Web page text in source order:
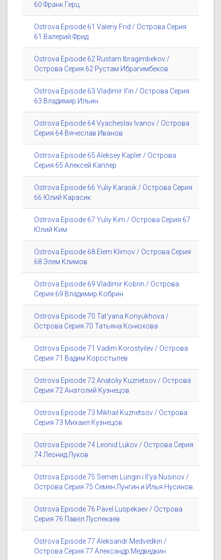
60 Франк Герц
Ostrova Episode 61 Valeriy Frid / Острова Серия
61 Валерий Фрид
Ostrova Episode 62 Rustam Ibragimbekov /
Острова Серия 62 Рустам Ибрагимбеков
Ostrova Episode 63 Vladimir Il'in / Острова Серия
63 Владимир Ильин
Ostrova Episode 64 Vyacheslav Ivanov / Острова
Серия 64 Вячеслав Иванов
Ostrova Episode 65 Aleksey Kapler / Острова
Серия 65 Алексей Каплер
Ostrova Episode 66 Yuliy Karasik / Острова Серия
66 Юлий Карасик
Ostrova Episode 67 Yuliy Kim / Острова Серия 67
Юлий Ким
Ostrova Episode 68 Elem Klimov / Острова Серия
68 Элем Климов
Ostrova Episode 69 Vladimir Kobrin / Острова
Серия 69 Владимир Кобрин
Ostrova Episode 70 Tat'yana Konyukhova /
Острова Серия 70 Татьяна Конюхова
Ostrova Episode 71 Vadim Korostyilev / Острова
Серия 71 Вадим Коростылев
Ostrova Episode 72 Anatoliy Kuznetsov / Острова
Серия 72 Анатолий Кузнецов
Ostrova Episode 73 Mikhail Kuznetsov / Острова
Серия 73 Михаил Кузнецов
Ostrova Episode 74 Leonid Lukov / Острова Серия
74 Леонид Луков
Ostrova Episode 75 Semen Lungin i Il'ya Nusinov /
Острова Серия 75 Семен Лунгин и Илья Нусинов
Ostrova Episode 76 Pavel Luspekaev / Острова
Серия 76 Павел Луспекаев
Ostrova Episode 77 Aleksandr Medvedkin /
Острова Серия 77 Александр Медведкин